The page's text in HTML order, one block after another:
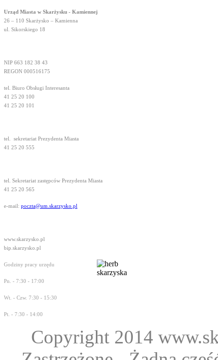
Urząd Miasta w Skarżysku - Kamiennej
26 – 110 Skarżysko – Kamienna
ul. Sikorskiego 18
NIP 663 182 38 43
REGON 000516175
tel. Biuro Obsługi Interesanta
41 25 20 100
41 25 20 101
tel. sekretariat Prezydenta Miasta
41 25 20 555
tel. Sekretariat zastępców Prezydenta Miasta
41 25 20 565
e-mail: poczta@um.skarzysko.pl
www.skarzysko.pl
bip.skarzysko.pl
Godziny pracy urzędu
Pn. - 7:30 - 17:00
Wt. - Czw. 7:30 - 15:30
Pt. - 7:30 - 14:00
Copyright 2014